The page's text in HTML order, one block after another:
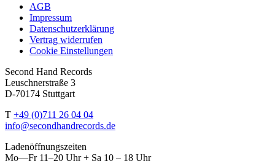
AGB
Impressum
Datenschutzerklärung
Vertrag widerrufen
Cookie Einstellungen
Second Hand Records
Leuschnerstraße 3
D-70174 Stuttgart
T +49 (0)711 26 04 04
info@secondhandrecords.de
Ladenöffnungszeiten
Mo—Fr 11–20 Uhr + Sa 10 – 18 Uhr